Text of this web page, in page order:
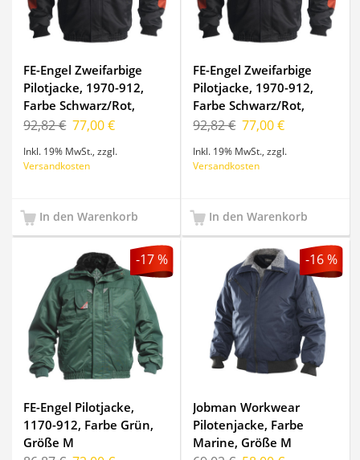
FE-Engel Zweifarbige
Pilotjacke, 1970-912,
Farbe Schwarz/Rot,
Größe 3XL
92,82 € 77,00 €
Inkl. 19% MwSt.,zzgl.
Versandkosten
In den Warenkorb
FE-Engel Zweifarbige
Pilotjacke, 1970-912,
Farbe Schwarz/Rot,
Größe 4XL
92,82 € 77,00 €
Inkl. 19% MwSt.,zzgl.
Versandkosten
In den Warenkorb
-17 %
FE-Engel Pilotjacke,
1170-912, Farbe Grün,
Größe M
-16 %
Jobman Workwear
Pilotenjacke, Farbe
Marine, Größe M